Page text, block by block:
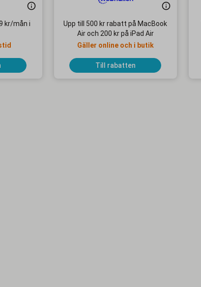
kr/mån i
Upp till 500 kr rabatt på MacBook
Air och 200 kr på iPad Air
Gäller online och i butik
Till rabatten